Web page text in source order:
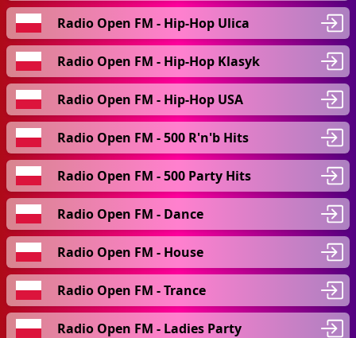
Radio Open FM - Hip-Hop Ulica
Radio Open FM - Hip-Hop Klasyk
Radio Open FM - Hip-Hop USA
Radio Open FM - 500 R'n'b Hits
Radio Open FM - 500 Party Hits
Radio Open FM - Dance
Radio Open FM - House
Radio Open FM - Trance
Radio Open FM - Ladies Party